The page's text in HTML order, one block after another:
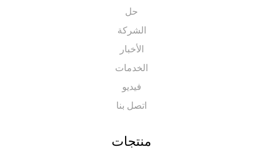
الشركة
الخدمات
اتصل بنا
منتجات